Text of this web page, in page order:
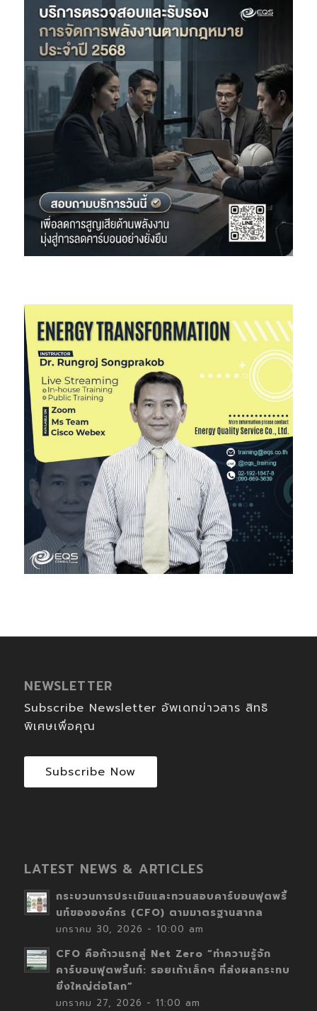
NEWSLETTER
Subscribe Newsletter อัพเดทข่าวสาร สิทธิ
พิเศษเพื่อคุณ
Subscribe Now
LATEST NEWS & ARTICLES
กระบวนการประเมินและทวนสอบคาร์บอนฟุตพริ้
นท์ขององค์กร (CFO) ตามมาตรฐานสากล
มกราคม 30, 2026 - 10:00 am
CFO คือก้าวแรกสู่ Net Zero “ทำความรู้จัก
คาร์บอนฟุตพริ้นท์: รอยเท้าเล็กๆ ที่ส่งผลกระทบ
ยิ่งใหญ่ต่อโลก”
มกราคม 27, 2026 - 11:00 am